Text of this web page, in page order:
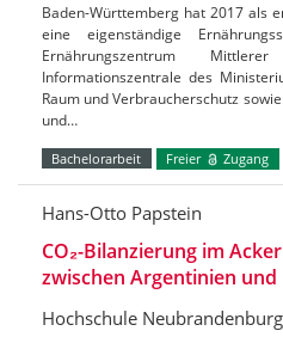
Baden-Württemberg hat 2017 als
eine eigenständige
Ernährungszentrum
Informationszentrale des
Raum und Verbraucherschutz
und…
Bachelorarbeit Freier Zugang
Hans-Otto Papstein
CO₂-Bilanzierung im
zwischen Argentinien und
Hochschule